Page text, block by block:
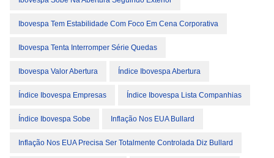
Ibovespa Tem Estabilidade Com Foco Em Cena Corporativa
Ibovespa Tenta Interromper Série Quedas
Ibovespa Valor Abertura Índice Ibovespa Abertura
Índice Ibovespa Empresas Índice Ibovespa Lista Companhias
Índice Ibovespa Sobe Inflação Nos EUA Bullard
Inflação Nos EUA Precisa Ser Totalmente Controlada Diz Bullard